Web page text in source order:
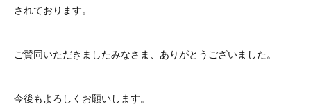
されております。
ご賛同いただきましたみなさま、ありがとうございました。
今後もよろしくお願いします。